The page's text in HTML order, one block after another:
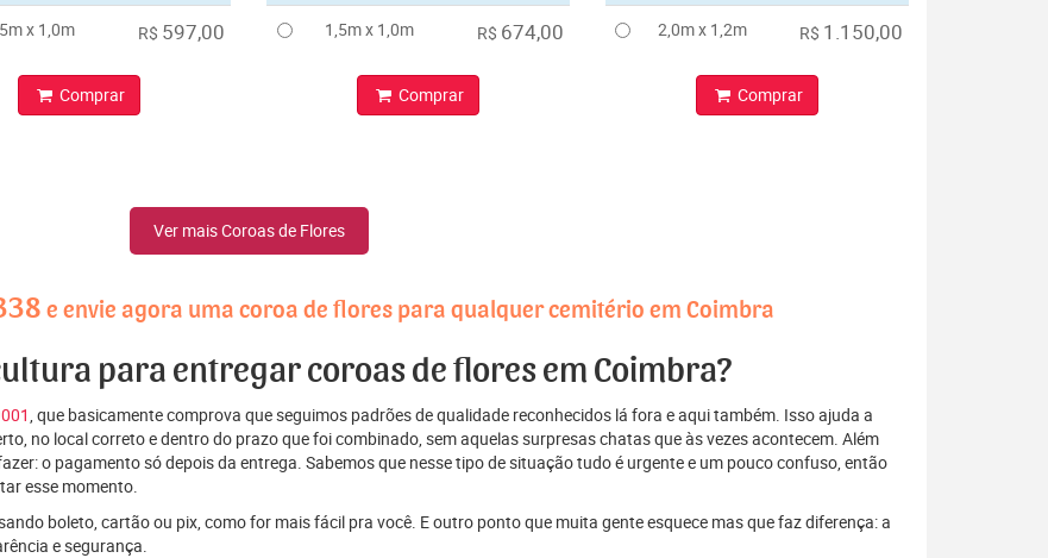
x 1,0m R$ 597,00
Comprar
1,5m x 1,0m R$ 674,00
Comprar
2,0m x 1,2m R$ 1.150,00
Comprar
Ver mais Coroas de Flores
e envie agora uma coroa de flores para qualquer cemitério em Coimbra
para entregar coroas de flores em Coimbra?
, que basicamente comprova que seguimos padrões de qualidade reconhecidos lá fora e aqui também. Isso ajuda a
no local correto e dentro do prazo que foi combinado, sem aquelas surpresas chatas que às vezes acontecem. Além
o pagamento só depois da entrega. Sabemos que nesse tipo de situação tudo é urgente e um pouco confuso, então
esse momento.
boleto, cartão ou pix, como for mais fácil pra você. E outro ponto que muita gente esquece mas que faz diferença: a
e segurança.